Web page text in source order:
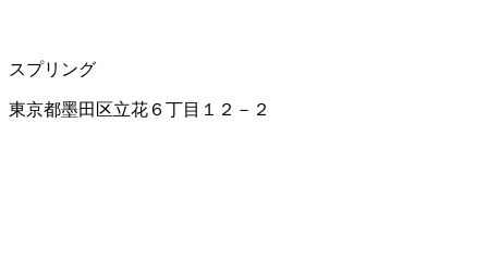
スプリング
東京都墨田区立花６丁目１２－２